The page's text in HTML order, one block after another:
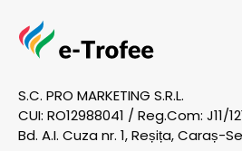
S.C. PRO MARKETING S.R.L.
CUI: RO12988041 / Reg.Com: J11/
Bd. A.I. Cuza nr. 1, Reșița, Caraș-